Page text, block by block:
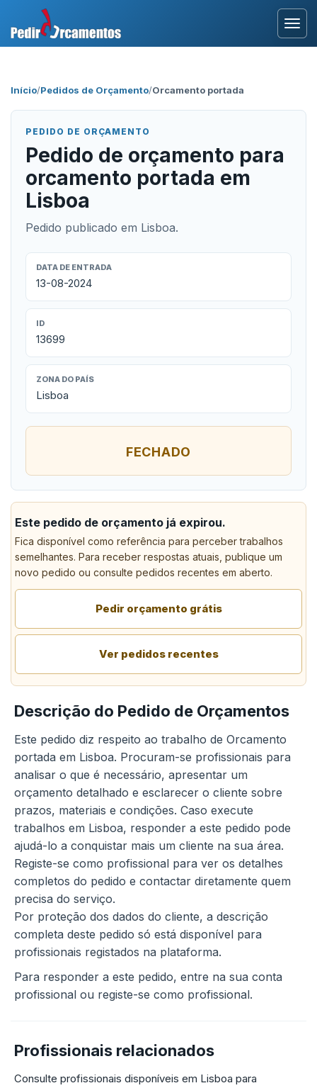
Início/Pedidos de Orçamento/Orcamento portada
PEDIDO DE ORÇAMENTO
Pedido de orçamento para
orcamento portada em
Lisboa
Pedido publicado em Lisboa.
DATA DE ENTRADA
13-08-2024
ID
13699
ZONA DO PAÍS
Lisboa
FECHADO
Este pedido de orçamento já expirou.
Fica disponível como referência para perceber trabalhos
semelhantes. Para receber respostas atuais, publique um
novo pedido ou consulte pedidos recentes em aberto.
Pedir orçamento grátis
Ver pedidos recentes
Descrição do Pedido de Orçamentos
Este pedido diz respeito ao trabalho de Orcamento
portada em Lisboa. Procuram-se profissionais para
analisar o que é necessário, apresentar um
orçamento detalhado e esclarecer o cliente sobre
prazos, materiais e condições. Caso execute
trabalhos em Lisboa, responder a este pedido pode
ajudá-lo a conquistar mais um cliente na sua área.
Registe-se como profissional para ver os detalhes
completos do pedido e contactar diretamente quem
precisa do serviço.
Por proteção dos dados do cliente, a descrição
completa deste pedido só está disponível para
profissionais registados na plataforma.
Para responder a este pedido, entre na sua conta
profissional ou registe-se como profissional.
Profissionais relacionados
Consulte profissionais disponíveis em Lisboa para
Área Profissional
Como Funciona?
Testemunhos